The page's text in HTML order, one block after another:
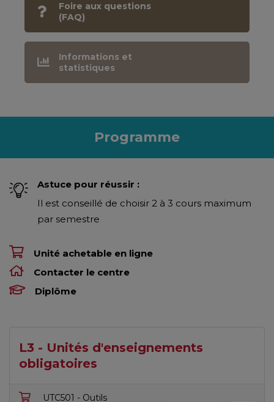
Foire aux questions
(FAQ)
Informations et
statistiques
Programme
Astuce pour réussir :
Il est conseillé de choisir 2 à 3 cours maximum
par semestre
Unité achetable en ligne
Contacter le centre
Diplôme
L3 - Unités d'enseignements
obligatoires
UTC501 - Outils